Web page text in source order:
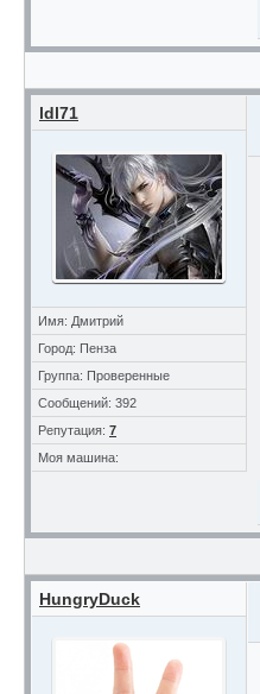
ldl71
Имя: Дмитрий
Город: Пенза
Группа: Проверенные
Сообщений: 392
Репутация: 7
Моя машина:
HungryDuck